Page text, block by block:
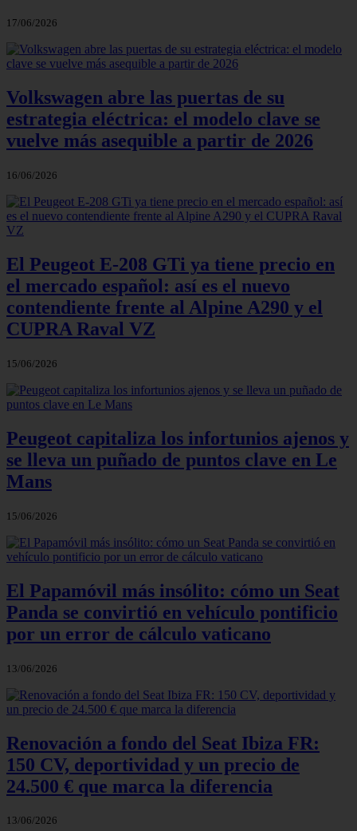
17/06/2026
Volkswagen abre las puertas de su
estrategia eléctrica: el modelo clave se
vuelve más asequible a partir de 2026
16/06/2026
El Peugeot E‑208 GTi ya tiene precio en
el mercado español: así es el nuevo
contendiente frente al Alpine A290 y el
CUPRA Raval VZ
15/06/2026
Peugeot capitaliza los infortunios ajenos y
se lleva un puñado de puntos clave en Le
Mans
15/06/2026
El Papamóvil más insólito: cómo un Seat
Panda se convirtió en vehículo pontificio
por un error de cálculo vaticano
13/06/2026
Renovación a fondo del Seat Ibiza FR:
150 CV, deportividad y un precio de
24.500 € que marca la diferencia
13/06/2026